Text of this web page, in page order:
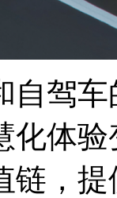
自驾
化体
链，